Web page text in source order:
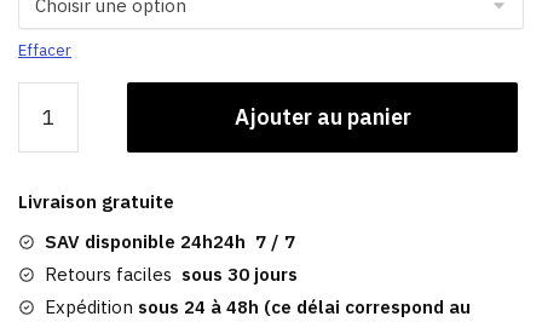
Effacer
Casquette
En
Paille
|
Giorgia
Ajouter au panier
Livraison gratuite
SAV disponible 24h24h 7 / 7
Retours faciles sous 30 jours
Expédition sous 24 à 48h (ce délai correspond au